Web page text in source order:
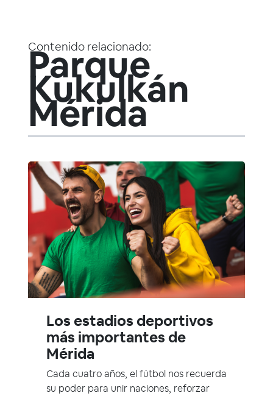
Contenido relacionado:
Parque
Kukulkán
Mérida
Los estadios deportivos
más importantes de
Mérida
Cada cuatro años, el fútbol nos recuerda
su poder para unir naciones, reforzar